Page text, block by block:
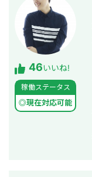
46いいね!
稼働ステータス
◎現在対応可能